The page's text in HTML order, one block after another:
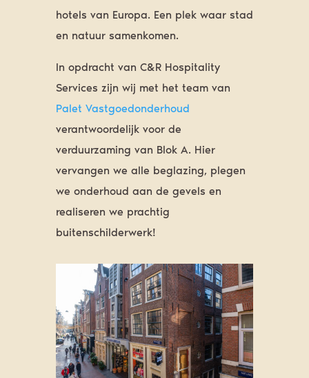
hotels van Europa. Een plek waar stad
en natuur samenkomen.
In opdracht van C&R Hospitality
Services zijn wij met het team van
Palet Vastgoedonderhoud
verantwoordelijk voor de
verduurzaming van Blok A. Hier
vervangen we alle beglazing, plegen
we onderhoud aan de gevels en
realiseren we prachtig
buitenschilderwerk!